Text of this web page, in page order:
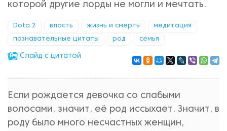
которой другие лорды не могли и мечтать.
Dota 2 власть жизнь и смерть медитация
познавательные цитаты род семья
Cлайд с цитатой
Если рождается девочка со слабыми
волосами, значит, её род иссыхает. Значит, в
роду было много несчастных женщин,